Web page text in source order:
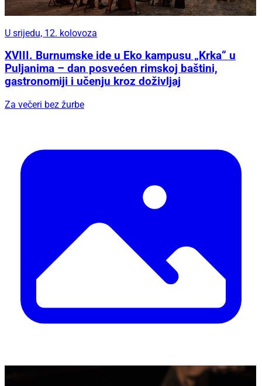
U srijedu, 12. kolovoza
XVIII. Burnumske ide u Eko kampusu „Krka“ u
Puljanima – dan posvećen rimskoj baštini,
gastronomiji i učenju kroz doživljaj
Za večeri bez žurbe